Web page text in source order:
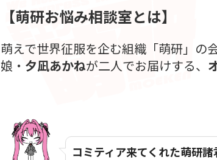
【萌研お悩み相談室とは】
萌えで世界征服を企む組織「萌研」の
娘・ 夕凪あかねが二人でお届けする、
コミティア来てくれた萌研